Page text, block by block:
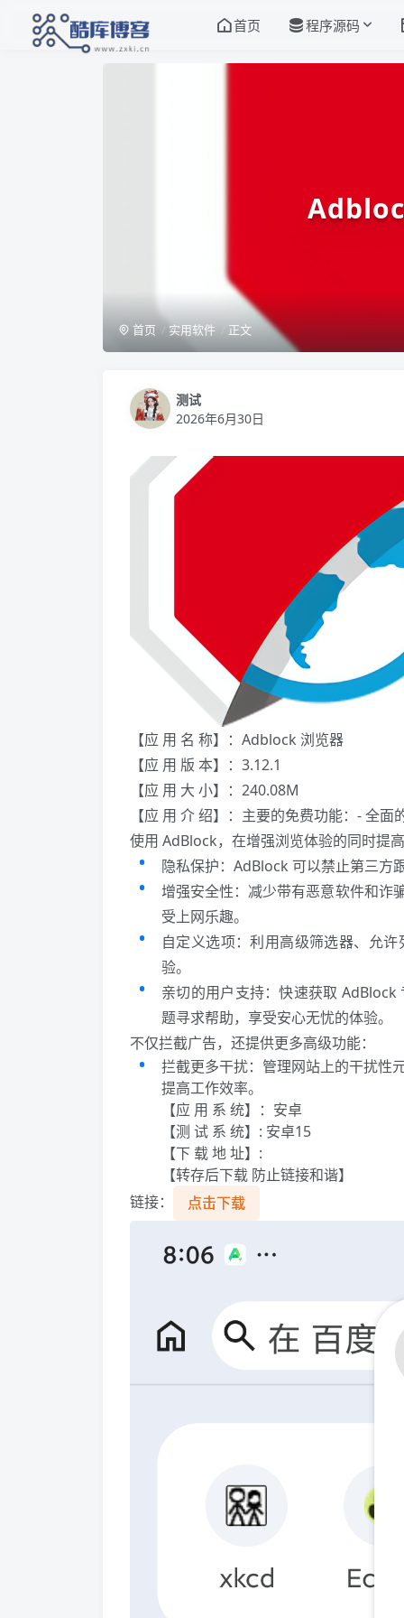
首页 程序源码
首页 实用软件 正文
测试
2026年6月30日
【应 用 名 称】：Adblock 浏览器
【应 用 版 本】：3.12.1
【应 用 大 小】：240.08M
【应 用 介 绍】：主要的免费功能：- 全
使用 AdBlock，在增强浏览体验的同时提
隐私保护：AdBlock 可以禁止第三方
增强安全性：减少带有恶意软件和诈
受上网乐趣。
自定义选项：利用高级筛选器、允
验。
亲切的用户支持：快速获取
题寻求帮助，享受安心无忧的体验。
不仅拦截广告，还提供更多高级功能：
拦截更多干扰：管理网站上的干扰性
提高工作效率。
【应 用 系 统】：安卓
【测 试 系 统】: 安卓15
【下 载 地 址】:
【转存后下载 防止链接和谐】
链接：
点击下载